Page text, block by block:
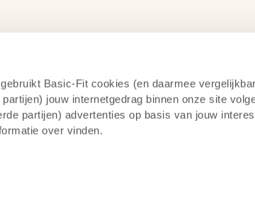
Basic-Fit cookies (en daarmee
jouw internetgedrag binnen onze site
partijen) advertenties op basis van jouw
over vinden.